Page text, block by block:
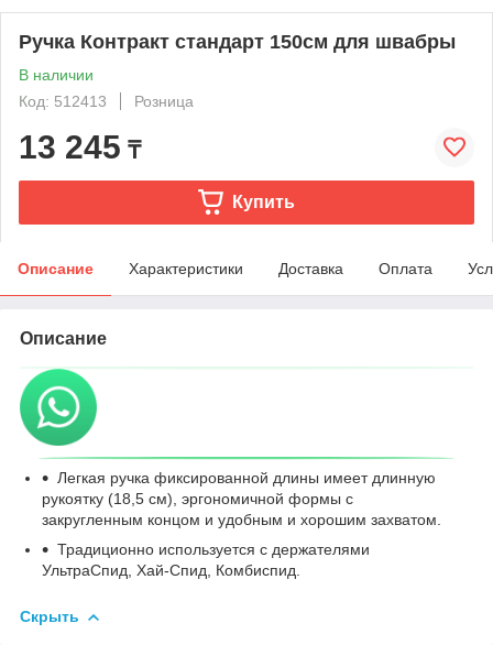
Ручка Контракт стандарт 150см для швабры
В наличии
Код: 512413
Розница
13 245 ₸
Купить
Описание Характеристики Доставка Оплата
Описание
Легкая ручка фиксированной длины имеет длинную
рукоятку (18,5 см), эргономичной формы с
закругленным концом и удобным и хорошим захватом.
Традиционно используется с держателями
УльтраСпид, Хай-Спид, Комбиспид.
Скрыть